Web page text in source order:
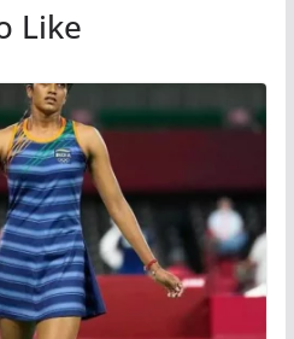
Like